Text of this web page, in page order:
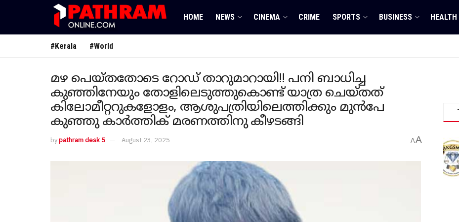
HOME NEWS CINEMA CRIME SPORTS BUSINESS HEALTH
#Kerala #World
മഴ പെയ്തതോടെ റോഡ് താറുമാറായി!! പനി ബാധിച്ച
കുഞ്ഞിനേയും തോളിലെടുത്തുകൊണ്ട് യാത്ര ചെയ്തത്
കിലോമീറ്ററുകളോളം, ആശുപത്രിയിലെത്തിക്കും മുൻപേ
കുഞ്ഞു കാർത്തിക് മരണത്തിനു കീഴടങ്ങി
bypathram desk 5 August 23, 2025 AA